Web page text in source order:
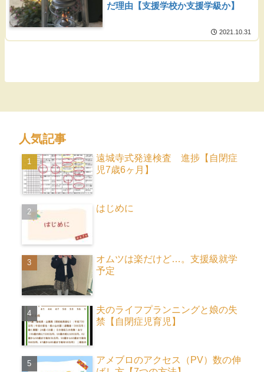
だ理由【支援学校か支援学級か】
2021.10.31
人気記事
遠城寺式発達検査 進捗【自閉症
児7歳6ヶ月】
はじめに
オムツは楽だけど…。支援級就学
予定
夫のライフプランニングと娘の失
禁【自閉症児育児】
アメブロのアクセス（PV）数の伸